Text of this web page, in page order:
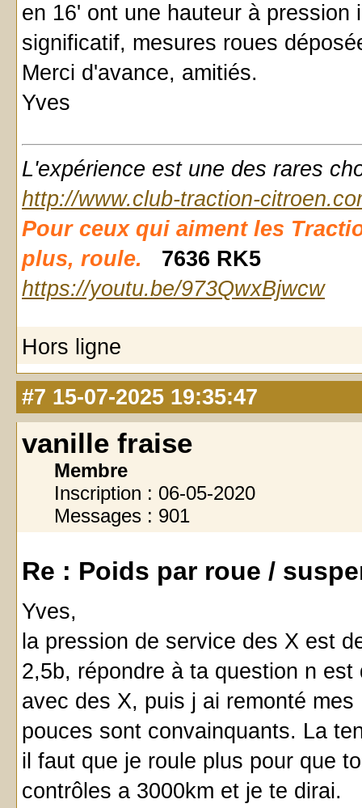
en 16' ont une hauteur à
significatif, mesures roues
Merci d'avance, amitiés.
Yves
L'expérience est une des rares
http://www.club-traction-
Pour ceux qui aiment les
plus, roule.
7636 RK5
https://youtu.be/973QwxBjwcw
Hors ligne
#7 15-07-2025 19:35:47
vanille fraise
Membre
Inscription : 06-05-2020
Messages : 901
Re : Poids par roue /
Yves,
la pression de service des X est
2,5b, répondre à ta question n
avec des X, puis j ai remonté
pouces sont convainquants. La
il faut que je roule plus pour que
contrôles a 3000km et je te dirai.